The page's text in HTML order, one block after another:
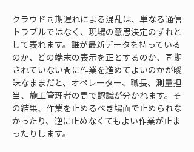
クラウド同期遅れによる混乱は、単なる通信
トラブルではなく、現場の意思決定のずれと
して表れます。誰が最新データを持っている
のか、どの端末の表示を正とするのか、同期
されていない間に作業を進めてよいのかが曖
昧なままだと、オペレーター、職長、測量担
当、施工管理者の間で認識が分かれます。そ
の結果、作業を止めるべき場面で止められな
かったり、逆に止めなくてもよい作業が止ま
ったりします。